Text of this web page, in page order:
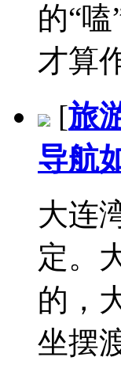
的“
才算
[旅
导航
大连
定。
的，
坐摆